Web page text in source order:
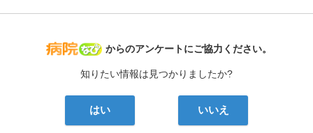
病院なび
からのアンケートにご協力ください。
知りたい情報は見つかりましたか?
はい いいえ